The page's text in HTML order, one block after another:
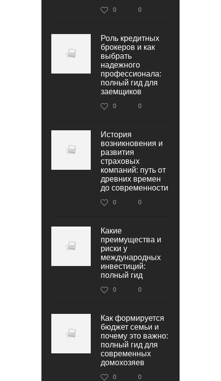
0 0
Роль кредитных
брокеров и как
выбрать
надежного
профессионала:
полный гид для
заемщиков
0 0
История
возникновения и
развития
страховых
компаний: путь от
древних времен
до современности
0 0
Какие
преимущества и
риски у
международных
инвестиций:
полный гид
0 0
Как формируется
бюджет семьи и
почему это важно:
полный гид для
современных
домохозяев
0 0